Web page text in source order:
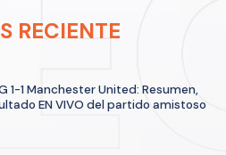
RECIENTE
1-1 Manchester United: Resumen,
EN VIVO del partido amistoso